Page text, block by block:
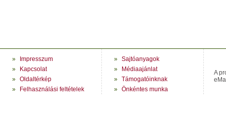
»
Impresszum
»
Kapcsolat
» Oldaltérkép
»
Felhasználási feltételek
» Sajtóanyagok
»
Médiaajánlat
» Támogatóinknak
» Önkéntes munka
A